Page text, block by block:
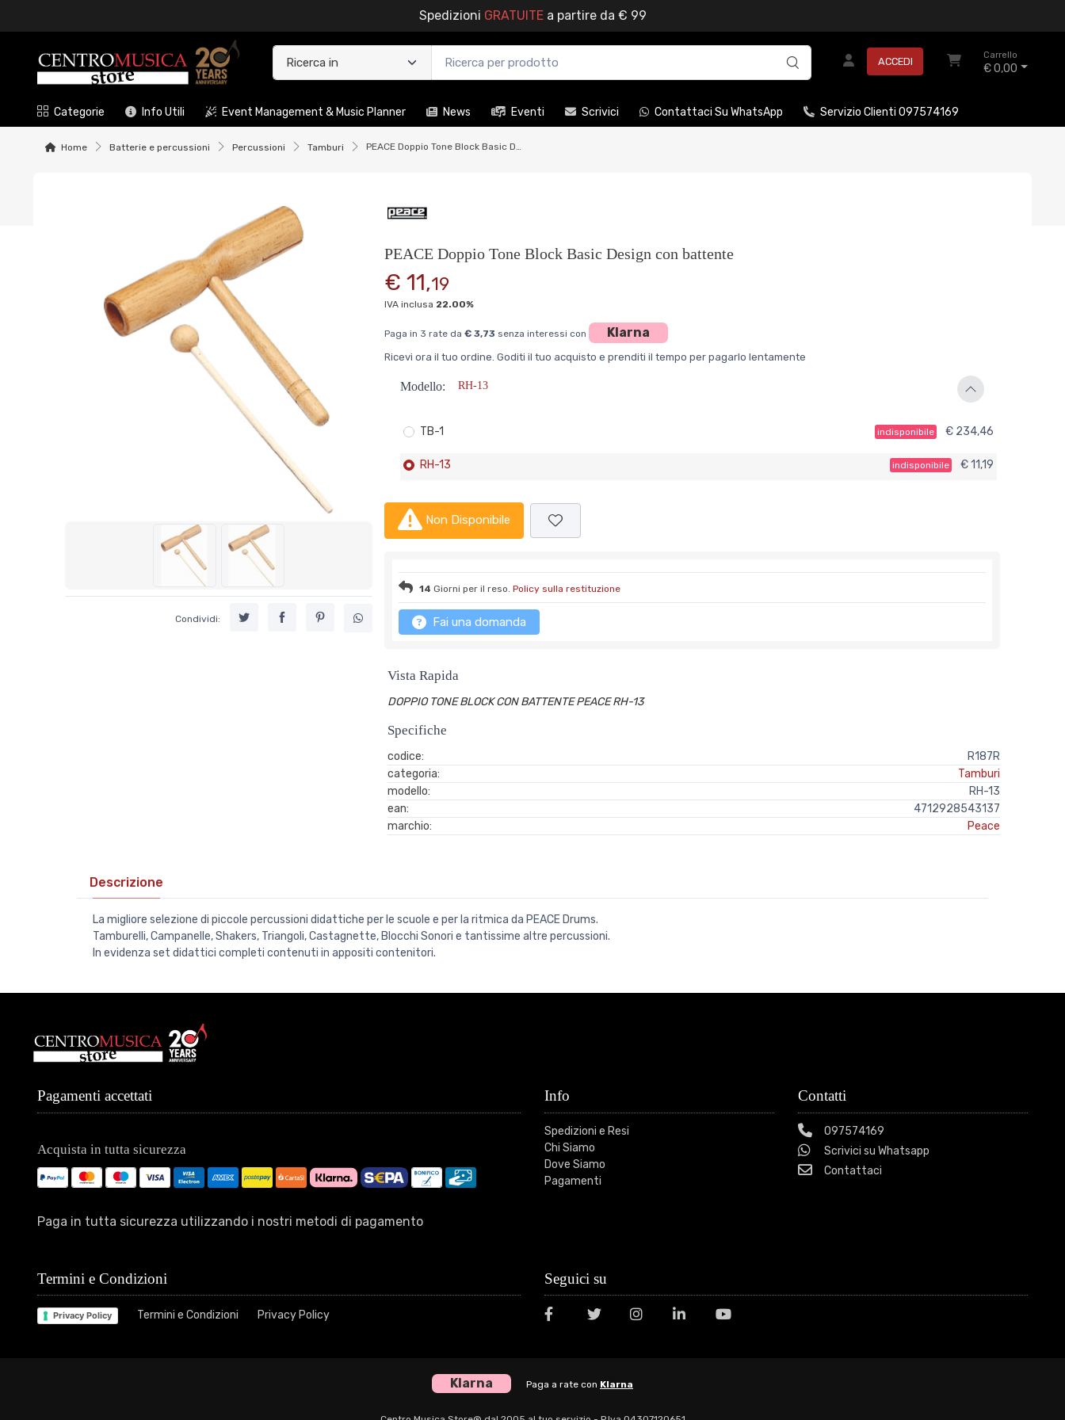
Spedizioni GRATUITEa partire da € 99
ACCEDI
Carrello
€ 0,00
Categorie Info Utili Event Management & Music Planner News Eventi Scrivici Contattaci Su WhatsApp Servizio Clienti 097574169
Home Batterie e percussioni Percussioni Tamburi PEACE Doppio Tone Block Basic Design con battente
Condividi:
PEACE Doppio Tone Block Basic Design con battente
€ 11,19
IVA inclusa 22.00%
Paga in 3 rate da€ 3,73 senza interessi con Klarna
Ricevi ora il tuo ordine. Goditi il tuo acquisto e prenditi il tempo per pagarlo lentamente
Modello: RH-13
TB-1 indisponibile € 234,46
RH-13 indisponibile € 11,19
Non Disponibile
14 Giorni per il reso.Policy sulla restituzione
Fai una domanda
Vista Rapida
DOPPIO TONE BLOCK CON BATTENTE PEACE RH-13
Specifiche
codice:
R187R
categoria:
Tamburi
modello:
RH-13
ean:
4712928543137
marchio:
Peace
Descrizione
La migliore selezione di piccole percussioni didattiche per le scuole e per la ritmica da PEACE Drums.
Tamburelli, Campanelle, Shakers, Triangoli, Castagnette, Blocchi Sonori e tantissime altre percussioni.
In evidenza set didattici completi contenuti in appositi contenitori.
Pagamenti accettati
Acquista in tutta sicurezza
Paga in tutta sicurezza utilizzando i nostri metodi di pagamento
Info
Spedizioni e Resi
Chi Siamo
Dove Siamo
Pagamenti
Contatti
097574169
Scrivici su Whatsapp
Contattaci
Termini e Condizioni
Privacy Policy Termini e Condizioni Privacy Policy
Seguici su
Klarna Paga a rate con Klarna